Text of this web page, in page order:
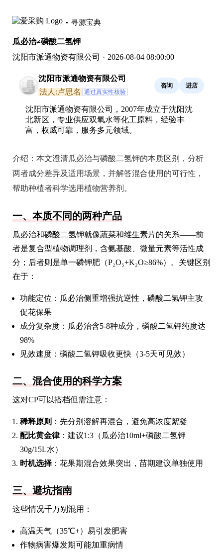
寻源宝典
瓜必治≠磷酸二氢钾
沈阳市派通物资有限公司 · 2026-08-04 08:00:00
沈阳市派通物资有限公司
法人:卢思名 通过真实性核验
咨询 进店
沈阳市派通物资有限公司，2007年成立于沈阳沈
北新区，专业供应双氧水等化工原料，经验丰
富，权威可靠，服务多元领域。
介绍： 本文澄清瓜必治与磷酸二氢钾的本质区别，分析
两者成分差异及适用场景，并解答混合使用的可行性，
帮助种植者科学选用植物营养剂。
一、本质不同的两种产品
瓜必治和磷酸二氢钾就像蔬菜和维生素片的关系——前
者是复合型植物调理剂，含氨基酸、微量元素等活性成
分；后者则是单一磷钾肥（P₂O₅+K₂O≥86%）。关键区别
在于：
功能定位：瓜必治侧重增强抗逆性，磷酸二氢钾主攻
促花保果
成分复杂度：瓜必治含5-8种成分，磷酸二氢钾纯度达
98%
见效速度：磷酸二氢钾吸收更快（3-5天可见效）
二、混合使用的科学方案
这对CP可以搭档但需注意：
稀释原则 ：先分别溶解再混合，避免高浓度絮凝
配比黄金律：建议1:3（瓜必治10ml+磷酸二氢钾
30g/15L水）
时机选择 ：花果期混合效果突出，苗期建议单独使用
三、避坑指南
这些情况千万别混用：
高温天气（35℃+）易引发肥害
作物病害爆发期可能加重病情